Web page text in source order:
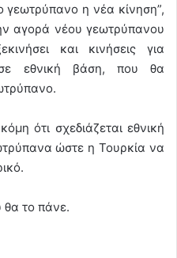
γεωτρύπανο η νέα κίνηση”,
αγορά νέου γεωτρύπανου
και κινήσεις για
σε εθνική βάση, που θα
ότι σχεδιάζεται εθνική
ώστε η Τουρκία να
θα το πάνε.